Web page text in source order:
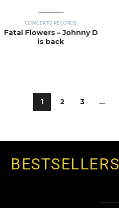
CONCERTO RECORDS
Fatal Flowers – Johnny D
is back
1 2 3 ...
BESTSELLERS